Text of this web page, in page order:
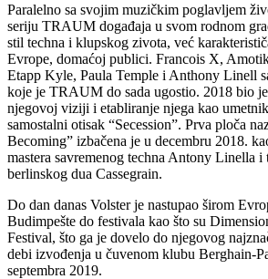
Paralelno sa svojim muzičkim poglavljem
seriju TRAUM događaja u svom rodnom
stil techna i klupskog zivota, već
Evrope, domaćoj publici. Francois X,
Etapp Kyle, Paula Temple i Anthony Linell
koje je TRAUM do sada ugostio. 2018 bio
njegovoj viziji i etabliranje njega kao
samostalni otisak “Secession”. Prva ploča
Becoming” izbačena je u decembru 2018.
mastera savremenog techna Antony Linella i
berlinskog dua Cassegrain.
Do dan danas Volster je nastupao širom
Budimpešte do festivala kao što su
Festival, što ga je dovelo do njegovog
debi izvođenja u čuvenom klubu Berghain-
septembra 2019.